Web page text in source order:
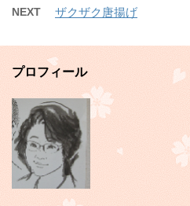
NEXT ザクザク唐揚げ
プロフィール